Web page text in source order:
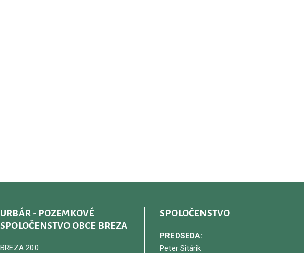
URBÁR - POZEMKOVÉ
SPOLOČENSTVO OBCE BREZA
BREZA 200
SPOLOČENSTVO
PREDSEDA:
Peter Sitárik